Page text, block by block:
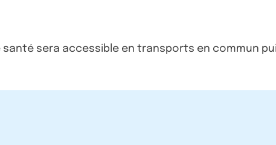
sera accessible en transports en commun